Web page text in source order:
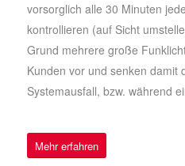
vorsorglich alle 30 Minuten
kontrollieren (auf Sicht
Grund mehrere große
Kunden vor und senken damit
Systemausfall, bzw. während
Mehr erfahren